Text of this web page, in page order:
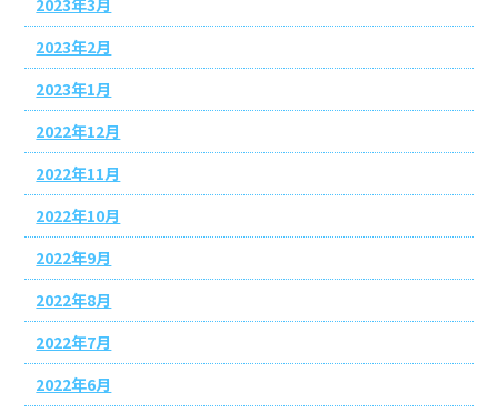
2023年2月
2023年1月
2022年12月
2022年11月
2022年10月
2022年9月
2022年8月
2022年7月
2022年6月